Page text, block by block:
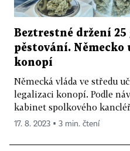
Beztrestné držení 25
pěstování.
konopí
Německá vláda ve středu
legalizaci konopí. Podle
kabinet spolkového
17. 8. 2023 ▪ 3 min. čtení